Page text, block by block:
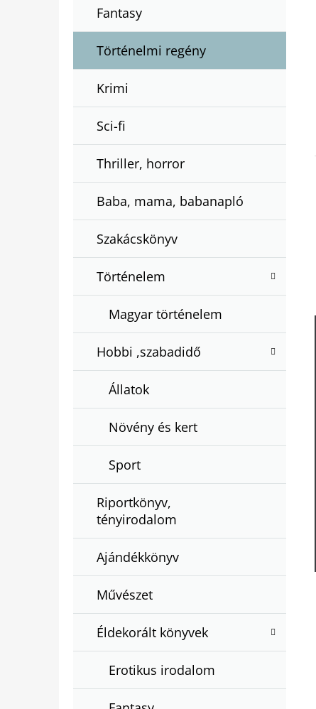
Fantasy
Történelmi regény
Krimi
Sci-fi
Thriller, horror
Baba, mama, babanapló
Szakácskönyv
Történelem
Magyar történelem
Hobbi ,szabadidő
Állatok
Növény és kert
Sport
Riportkönyv,
tényirodalom
Ajándékkönyv
Művészet
Éldekorált könyvek
Erotikus irodalom